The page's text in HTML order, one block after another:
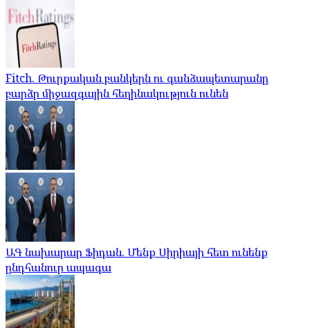
Fitch. Թուրքական բանկերն ու գանձապետարանը
բարձր միջազգային հեղինակություն ունեն
ԱԳ նախարար Ֆիդան. Մենք Սիրիայի հետ ունենք
ընդհանուր ապագա